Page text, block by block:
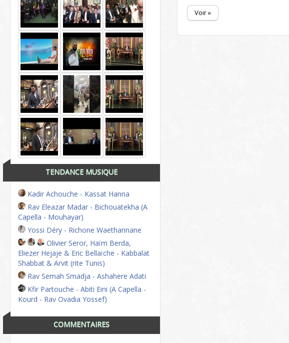
TENDANCE MUSIQUE
Kadir Achouche - Kassat Hanna
Rav Eleazar Madar - Bichouatekha (A
Capella - Mouhayar)
Yossi Déry - Richone Waethannane
Olivier Seror, Haïm Berda,
Eliezer Hejaje & Eric Bellaïche - Kabbalat
Shabbat & Arvit (rite Tunis)
Rav Semah Smadja - Ashahere Adati
Kfir Partouche - Abiti Eini (A Capella -
Kourd - Rav Ovadia Yossef)
COMMENTAIRES
Voir »